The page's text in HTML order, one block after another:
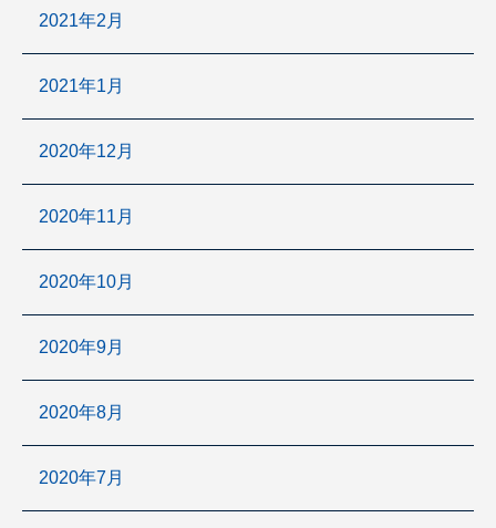
2021年2月
2021年1月
2020年12月
2020年11月
2020年10月
2020年9月
2020年8月
2020年7月